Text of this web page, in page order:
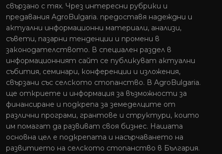
свързано с тях. Чрез интересни рубрики и
предавания AgroBulgaria. предоставя надеждни и
актуални информационни материали, анализи,
съвети, пазарни тенденции и промени в
законодателството. В специален раздел в
информационният сайт се публикуват актуални
събития, семинари, конференции и изложения,
свързани със селското стопанство. В AgroBulgaria.
ще откриете и информация за възможности за
финансиране и подкрепа за земеделците от
различни програми, грантове и структури, които
им помагат да развиват своя бизнес. Нашата
основна цел е подкрепата и насърчаването на
развитието на селското стопанство в България.